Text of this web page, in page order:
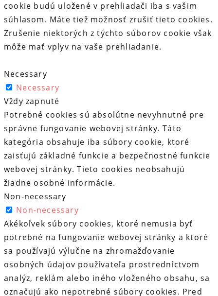
cookie budú uložené v prehliadači iba s vašim
súhlasom. Máte tiež možnosť zrušiť tieto cookies.
Zrušenie niektorých z týchto súborov cookie však
môže mať vplyv na vaše prehliadanie.
Necessary
Necessary
Vždy zapnuté
Potrebné cookies sú absolútne nevyhnutné pre
správne fungovanie webovej stránky. Táto
kategória obsahuje iba súbory cookie, ktoré
zaisťujú základné funkcie a bezpečnostné funkcie
webovej stránky. Tieto cookies neobsahujú
žiadne osobné informácie.
Non-necessary
Non-necessary
Akékoľvek súbory cookies, ktoré nemusia byť
potrebné na fungovanie webovej stránky a ktoré
sa používajú výlučne na zhromažďovanie
osobných údajov používateľa prostredníctvom
analýz, reklám alebo iného vloženého obsahu, sa
označujú ako nepotrebné súbory cookies. Pred